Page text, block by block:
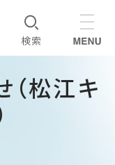
松江キ